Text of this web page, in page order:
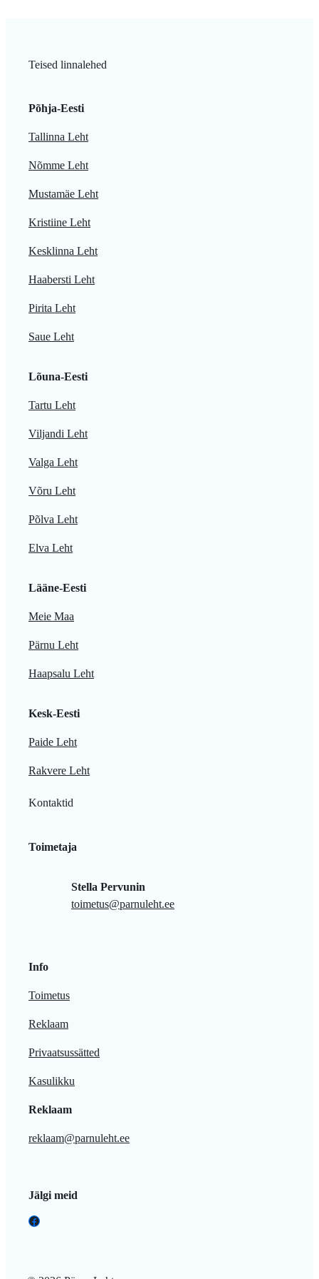
Teised linnalehed
Põhja-Eesti
Tallinna Leht
Nõmme Leht
Mustamäe Leht
Kristiine Leht
Kesklinna Leht
Haabersti Leht
Pirita Leht
Saue Leht
Lõuna-Eesti
Tartu Leht
Viljandi Leht
Valga Leht
Võru Leht
Põlva Leht
Elva Leht
Lääne-Eesti
Meie Maa
Pärnu Leht
Haapsalu Leht
Kesk-Eesti
Paide Leht
Rakvere Leht
Kontaktid
Toimetaja
Stella Pervunin
toimetus@parnuleht.ee
Info
Toimetus
Reklaam
Privaatsussätted
Kasulikku
Reklaam
reklaam@parnuleht.ee
Jälgi meid
Facebook